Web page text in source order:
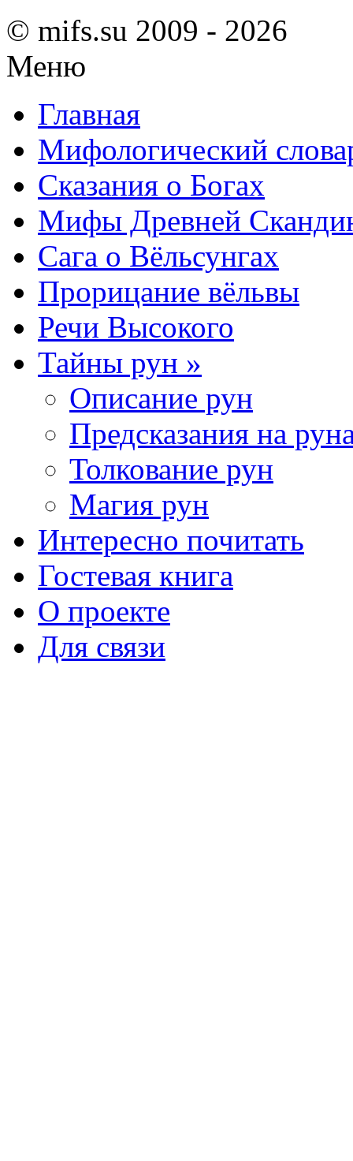
© mifs.su 2009 - 2026
Меню
Главная
Мифологический
Сказания о Богах
Мифы Древней
Сага о Вёльсунгах
Прорицание вёльвы
Речи Высокого
Тайны рун »
Описание рун
Предсказания на
Толкование рун
Магия рун
Интересно почитать
Гостевая книга
О проекте
Для связи